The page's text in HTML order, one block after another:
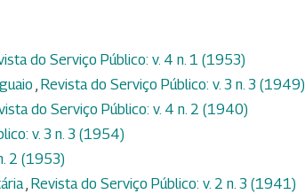
do Serviço Público: v. 4 n. 1 (1953)
, Revista do Serviço Público: v. 3 n. 3 (1949)
do Serviço Público: v. 4 n. 2 (1940)
v. 3 n. 3 (1954)
2 (1953)
, Revista do Serviço Público: v. 2 n. 3 (1941)